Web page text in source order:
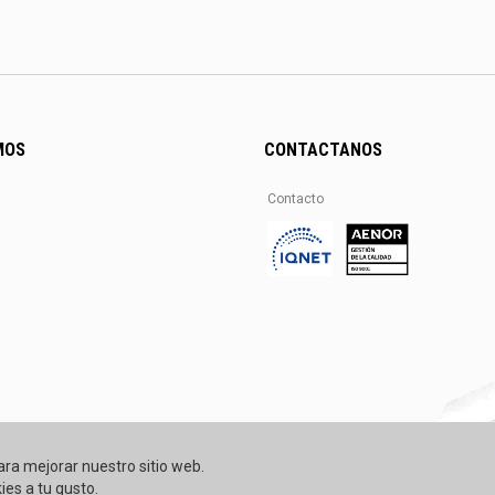
CONTACTANOS
Contacto
mejorar nuestro sitio web.
a tu gusto.